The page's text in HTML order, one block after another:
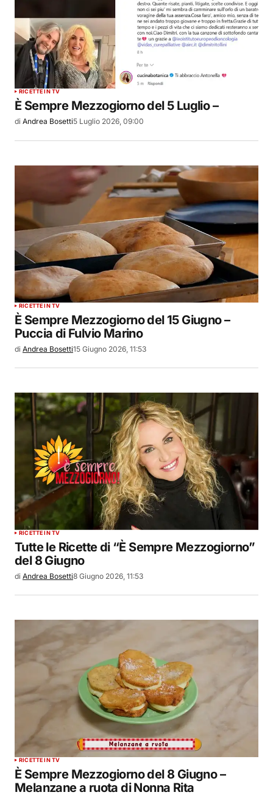
RICETTE IN TV
È Sempre Mezzogiorno del 5 Luglio –
di Andrea Bosetti5 Luglio 2026, 09:00
RICETTE IN TV
È Sempre Mezzogiorno del 15 Giugno –
Puccia di Fulvio Marino
di Andrea Bosetti15 Giugno 2026, 11:53
RICETTE IN TV
Tutte le Ricette di “È Sempre Mezzogiorno”
del 8 Giugno
di Andrea Bosetti8 Giugno 2026, 11:53
RICETTE IN TV
È Sempre Mezzogiorno del 8 Giugno –
Melanzane a ruota di Nonna Rita